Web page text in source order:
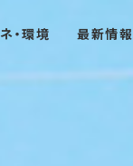
・環境 最新情報